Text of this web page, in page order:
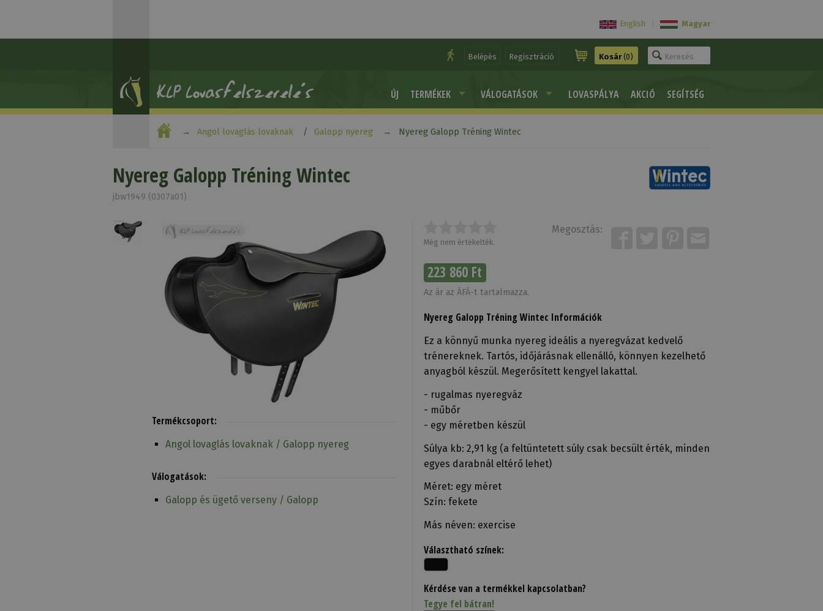
English Magyar
Belépés Regisztráció Kosár(0)
ÚJ TERMÉKEK VÁLOGATÁSOK LOVASPÁLYA AKCIÓ SEGÍTSÉG
Angol lovaglás lovaknak Galopp nyereg Nyereg Galopp Tréning Wintec
Nyereg Galopp Tréning Wintec
jbw1949 (0307a01)
Még nem értékelték.
Megosztás:
223 860 Ft
Az ár az ÁFÁ-t tartalmazza.
Nyereg Galopp Tréning Wintec Információk
Ez a könnyű munka nyereg ideális a nyeregvázat kedvelő
trénereknek. Tartós, időjárásnak ellenálló, könnyen kezelhető
anyagból készül. Megerősített kengyel lakattal.
- rugalmas nyeregváz
- műbőr
- egy méretben készül
Súlya kb: 2,91 kg (a feltüntetett súly csak becsült érték, minden
egyes darabnál eltérő lehet)
Méret: egy méret
Szín: fekete
Más néven: exercise
Választható színek:
Kérdése van a termékkel kapcsolatban?
Tegye fel bátran!
Termékcsoport:
Angol lovaglás lovaknak / Galopp nyereg
Válogatások:
Galopp és ügető verseny / Galopp